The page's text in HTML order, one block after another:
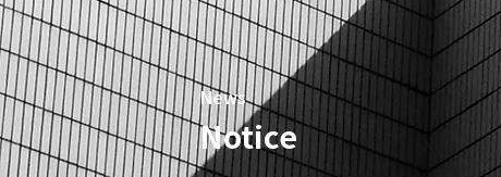
News
Notice